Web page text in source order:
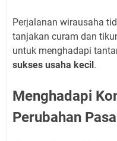
Perjalanan wirausaha
tanjakan curam dan
untuk menghadapi
sukses usaha kecil.
Menghadapi
Perubahan